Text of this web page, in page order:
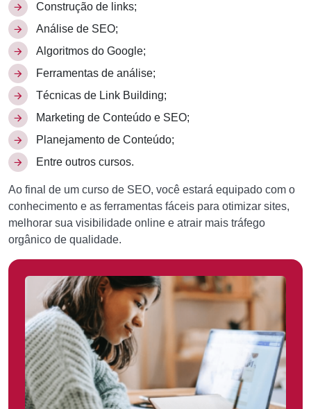
Construção de links;
Análise de SEO;
Algoritmos do Google;
Ferramentas de análise;
Técnicas de Link Building;
Marketing de Conteúdo e SEO;
Planejamento de Conteúdo;
Entre outros cursos.
Ao final de um curso de SEO, você estará equipado com o
conhecimento e as ferramentas fáceis para otimizar sites,
melhorar sua visibilidade online e atrair mais tráfego
orgânico de qualidade.